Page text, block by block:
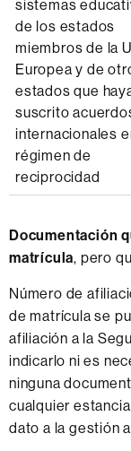
sistemas
de los estados
miembros de la
Europea y de
estados que
suscrito
internacionales
régimen de
reciprocidad
Documentación
matrícula, pero
Número de
de matrícula se
afiliación a la
indicarlo ni es
ninguna
cualquier
dato a la gestión